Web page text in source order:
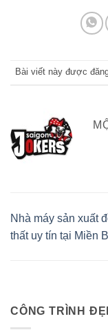
Bài viết này được
Nhà máy sản xuất
thất uy tín tại Miền
CÔNG TRÌNH